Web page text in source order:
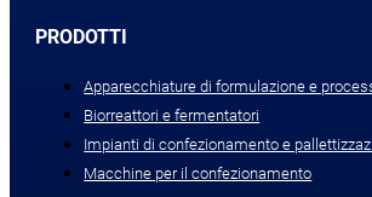
PRODOTTI
Apparecchiature di formulazione e
Biorreattori e fermentatori
Impianti di confezionamento e
Macchine per il confezionamento